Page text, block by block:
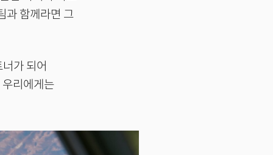
과 함께라면 그
가 되어
리에게는